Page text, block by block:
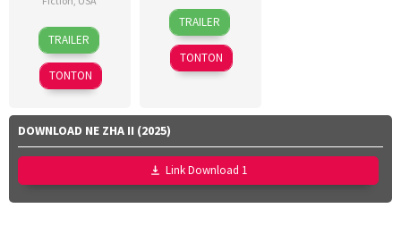
15
Mar
2026
Callum
Dawson
Christopher
Miller,
Channing-
Williams,
Jan
Zalar,
John
TRAILER
TONTON
9
Apr
2026
Dyeanna
Jemat
Faisal
Ishak,
TRAILER
TONTON
DOWNLOAD NE ZHA II (2025)
Link Download 1